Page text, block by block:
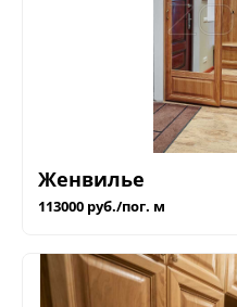
Женвилье
113000 руб./пог. м